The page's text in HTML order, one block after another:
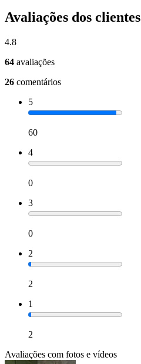
Avaliações dos clientes
4.8
64 avaliações
26 comentários
5
60
4
0
3
0
2
2
1
2
Avaliações com fotos e vídeos